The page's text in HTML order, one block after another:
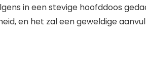
in een stevige hoofddoos
en het zal een geweldige